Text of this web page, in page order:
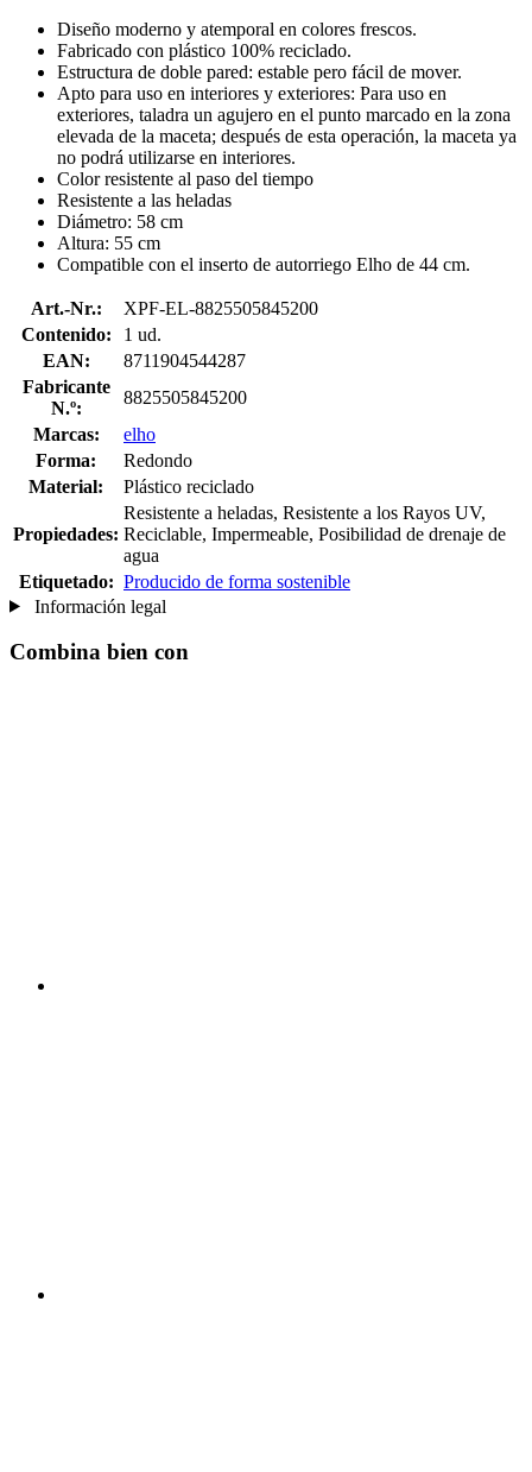
Diseño moderno y atemporal en colores frescos.
Fabricado con plástico 100% reciclado.
Estructura de doble pared: estable pero fácil de mover.
Apto para uso en interiores y exteriores: Para uso en
exteriores, taladra un agujero en el punto marcado en la zona
elevada de la maceta; después de esta operación, la maceta ya
no podrá utilizarse en interiores.
Color resistente al paso del tiempo
Resistente a las heladas
Diámetro: 58 cm
Altura: 55 cm
Compatible con el inserto de autorriego Elho de 44 cm.
Art.-Nr.:
XPF-EL-8825505845200
Contenido:
1 ud.
EAN:
8711904544287
Fabricante
N.º:
8825505845200
Marcas:
elho
Forma:
Redondo
Material:
Plástico reciclado
Propiedades:
Resistente a heladas, Resistente a los Rayos UV,
Reciclable, Impermeable, Posibilidad de drenaje de
agua
Etiquetado: Producido de forma sostenible
Información legal
Combina bien con